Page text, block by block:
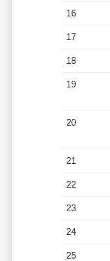
16
17
18
19
20
21
22
23
24
25